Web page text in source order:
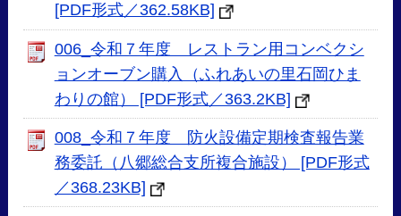
[PDF形式／362.58KB]
006_令和７年度 レストラン用コンベクシ
ョンオーブン購入（ふれあいの里石岡ひま
わりの館） [PDF形式／363.2KB]
008_令和７年度 防火設備定期検査報告業
務委託（八郷総合支所複合施設） [PDF形式
／368.23KB]